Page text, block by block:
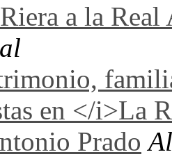
a la Real
en </i>La
Prado